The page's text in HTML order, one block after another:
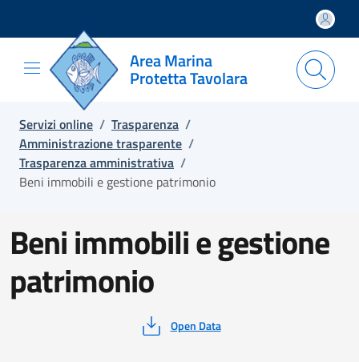
Salta e vai al contenuto
Salta e vai al footer
Area Marina
Protetta Tavolara
Servizi online / Trasparenza /
Amministrazione trasparente /
Trasparenza amministrativa /
Beni immobili e gestione patrimonio
Beni immobili e gestione
patrimonio
Open Data